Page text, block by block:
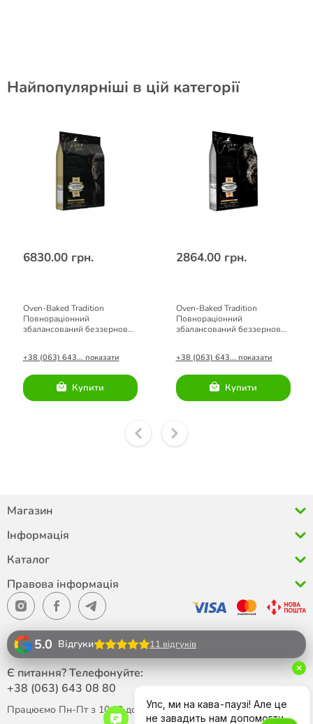
Найпопулярніші в цій категорії
6830.00 грн.
Oven-Baked Tradition
Повнораціонний
збалансований беззерновий
+38 (063) 643... показати
Купити
2864.00 грн.
Oven-Baked Tradition
Повнораціонний
збалансований беззерновий
+38 (063) 643... показати
Купити
Магазин
Інформація
Каталог
Правова інформація
5.0 Відгуки 11 відгуків
Є питання? Телефонуйте:
+38 (063) 643 08 80
Працюємо Пн-Пт з 10:00 до 18:00